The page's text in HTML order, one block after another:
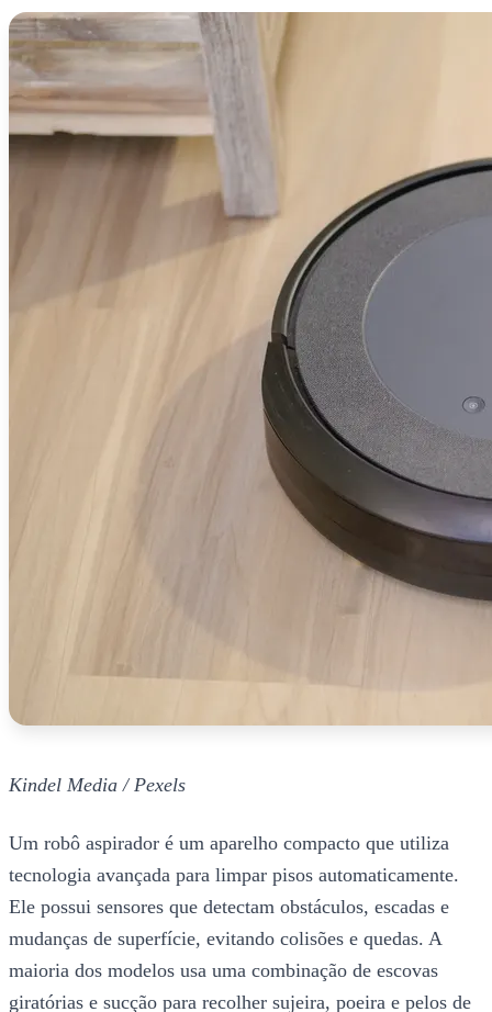
Kindel Media / Pexels
Um robô aspirador é um aparelho compacto que utiliza
tecnologia avançada para limpar pisos automaticamente.
Ele possui sensores que detectam obstáculos, escadas e
mudanças de superfície, evitando colisões e quedas. A
maioria dos modelos usa uma combinação de escovas
giratórias e sucção para recolher sujeira, poeira e pelos de